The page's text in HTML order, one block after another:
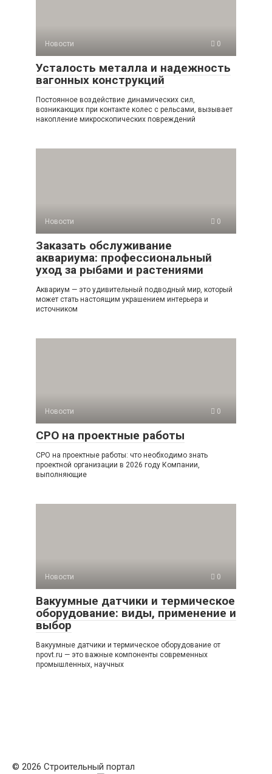
Новости 0
Усталость металла и надежность
вагонных конструкций
Постоянное воздействие динамических сил,
возникающих при контакте колес с рельсами, вызывает
накопление микроскопических повреждений
Новости 0
Заказать обслуживание
аквариума: профессиональный
уход за рыбами и растениями
Аквариум — это удивительный подводный мир, который
может стать настоящим украшением интерьера и
источником
Новости 0
СРО на проектные работы
СРО на проектные работы: что необходимо знать
проектной организации в 2026 году Компании,
выполняющие
Новости 0
Вакуумные датчики и термическое
оборудование: виды, применение и
выбор
Вакуумные датчики и термическое оборудование от
npovt.ru — это важные компоненты современных
промышленных, научных
© 2026 Строительный портал